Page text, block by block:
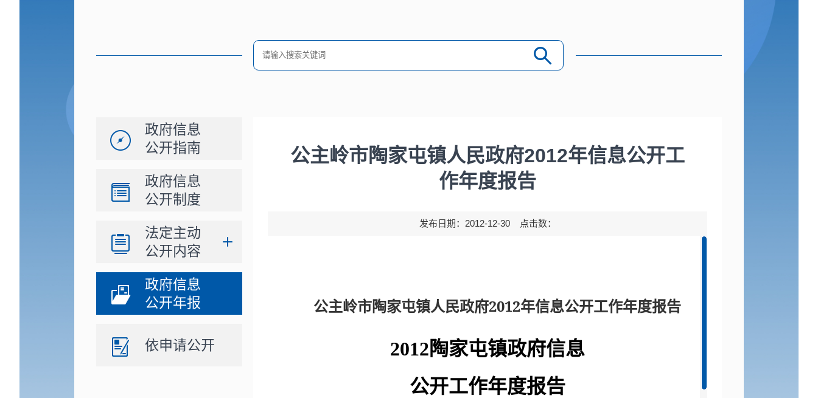
政府信息
公开指南
政府信息
公开制度
法定主动
公开内容
政府信息
公开年报
依申请公开
公主岭市陶家屯镇人民政府2012年信息公开工
作年度报告
发布日期：2012-12-30 点击数：
公主岭市陶家屯镇人民政府2012年信息公开工作年度报告
2012陶家屯镇政府信息
公开工作年度报告